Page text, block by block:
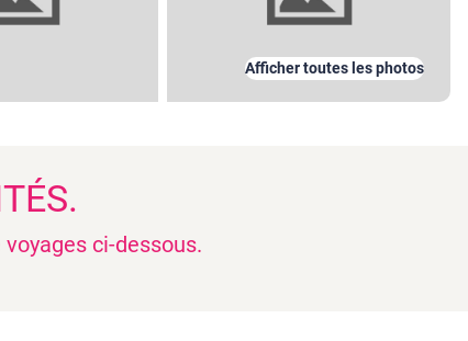
Afficher toutes les photos
ci-dessous.